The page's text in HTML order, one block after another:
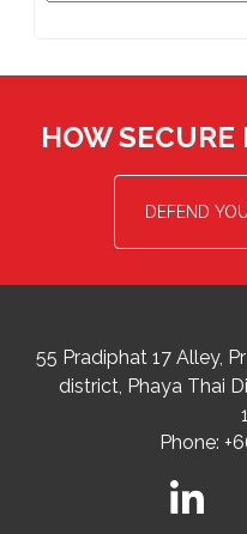
HOW SECURE
DEFEND
55 Pradiphat 17 Alley,
district Phaya Thai
Phone: